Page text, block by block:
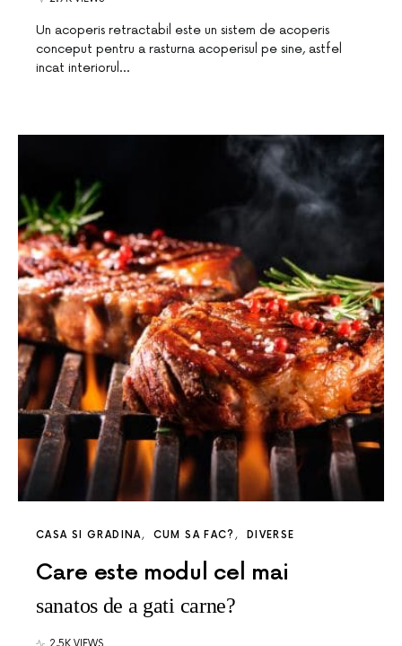
Un acoperis retractabil este un sistem de acoperis
conceput pentru a rasturna acoperisul pe sine, astfel
incat interiorul…
CASA SI GRADINA CUM SA FAC? DIVERSE
Care este modul cel mai
sanatos de a gati carne?